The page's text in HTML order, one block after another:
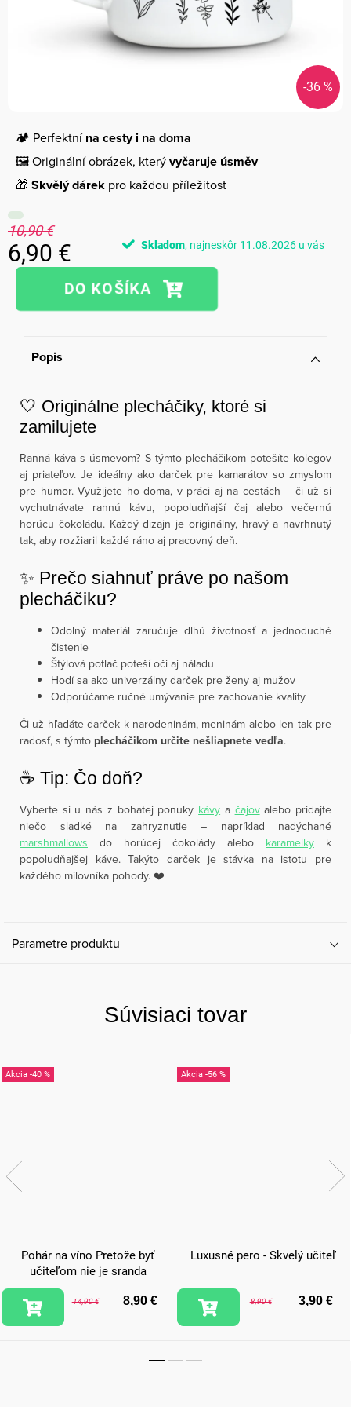
-36 %
🏕️ Perfektnína cesty i na doma
🖼️ Originální obrázek, kterývyčaruje úsměv
🎁 Skvělý dárek pro každou příležitost
10,90 €
6,90 €
Jednotková
Skladom 11.08.2026
Popis
🤍 Originálne plecháčiky, ktoré si
zamilujete
Ranná káva s úsmevom? S týmto plecháčikom potešíte kolegov
aj priateľov. Je ideálny ako darček pre kamarátov so zmyslom
pre humor. Využijete ho doma, v práci aj na cestách – či už si
vychutnávate rannú kávu, popoludňajší čaj alebo večernú
horúcu čokoládu. Každý dizajn je originálny, hravý a navrhnutý
tak, aby rozžiaril každé ráno aj pracovný deň.
✨ Prečo siahnuť práve po našom
plecháčiku?
Odolný materiál zaručuje dlhú životnosť a jednoduché
čistenie
Štýlová potlač poteší oči aj náladu
Hodí sa ako univerzálny darček pre ženy aj mužov
Odporúčame ručné umývanie pre zachovanie kvality
Či už hľadáte darček k narodeninám, meninám alebo len tak pre
radosť, s týmto plecháčikom určite nešliapnete vedľa.
☕️ Tip: Čo doň?
Vyberte si u nás z bohatej ponuky kávy a čajovalebo pridajte
niečo sladké na zahryznutie – napríklad nadýchané
marshmallows do horúcej čokolády alebo karamelky k
popoludňajšej káve. Takýto darček je stávka na istotu pre
každého milovníka pohody. ❤️
Parametre produktu
Súvisiaci tovar
-40 %
Pohár na víno Pretože byť
učiteľom nie je sranda
14,90 € 8,90 €
-56 %
Luxusné pero - Skvelý učiteľ
8,90 € 3,90 €